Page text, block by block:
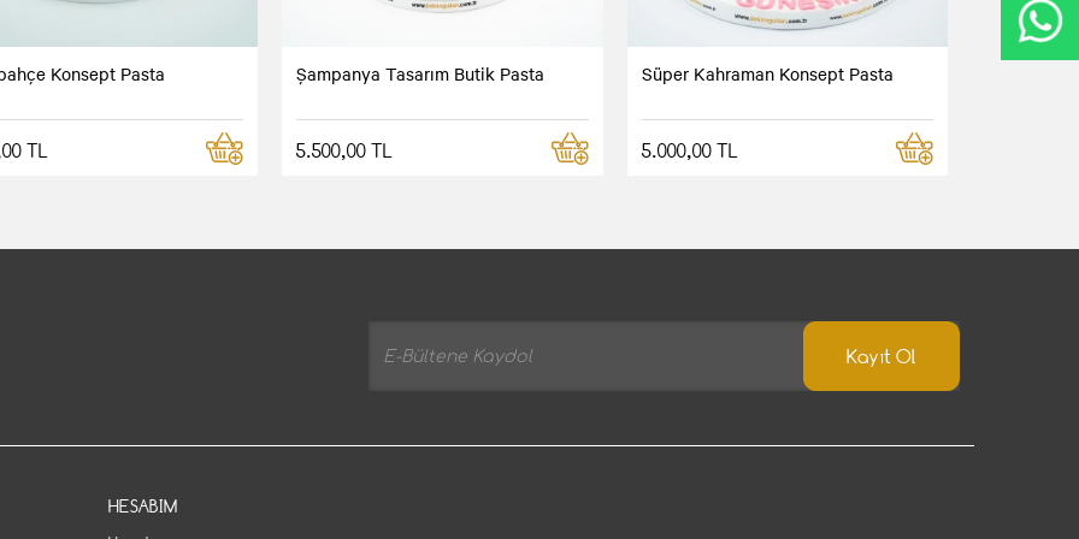
Konsept Pasta
TL
Şampanya Tasarım Butik Pasta
5.500,00 TL
Süper Kahraman Konsept Pasta
5.000,00 TL
Kayıt Ol
HESABIM